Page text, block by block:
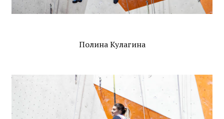
Полина Кулагина